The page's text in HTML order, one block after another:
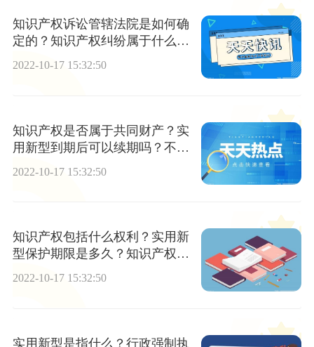
知识产权诉讼管辖法院是如何确
定的？知识产权纠纷属于什么案
件？实用新型保护条件有哪些？
2022-10-17 15:32:50
知识产权是否属于共同财产？实
用新型到期后可以续期吗？不续
2022-10-17 15:32:50
知识产权包括什么权利？实用新
型保护期限是多久？知识产权对
哪些客体享有专有权力？
2022-10-17 15:32:50
实用新型是指什么？行政强制执